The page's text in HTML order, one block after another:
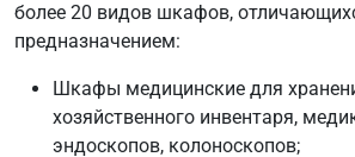
более 20 видов шкафов,
предназначением:
Шкафы медицинские для
хозяйственного инвентаря,
эндоскопов, колоноскопов;